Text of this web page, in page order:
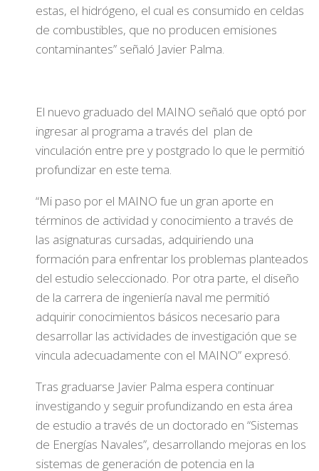
estas, el hidrógeno, el cual es consumido en celdas
de combustibles, que no producen emisiones
contaminantes” señaló Javier Palma.
El nuevo graduado del MAINO señaló que optó por
ingresar al programa a través del plan de
vinculación entre pre y postgrado lo que le permitió
profundizar en este tema.
“Mi paso por el MAINO fue un gran aporte en
términos de actividad y conocimiento a través de
las asignaturas cursadas, adquiriendo una
formación para enfrentar los problemas planteados
del estudio seleccionado. Por otra parte, el diseño
de la carrera de ingeniería naval me permitió
adquirir conocimientos básicos necesario para
desarrollar las actividades de investigación que se
vincula adecuadamente con el MAINO” expresó.
Tras graduarse Javier Palma espera continuar
investigando y seguir profundizando en esta área
de estudio a través de un doctorado en “Sistemas
de Energías Navales”, desarrollando mejoras en los
sistemas de generación de potencia en la